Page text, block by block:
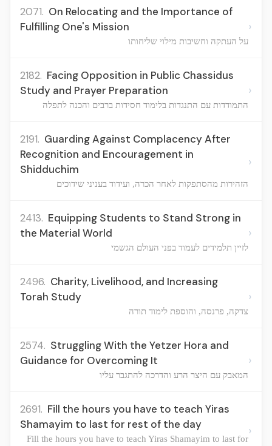
2071. On Relocating and the Importance of
Fulfilling One's Mission
על העתקה וחשיבות מילוי שליחותו
›
2182. Facing Opposition in Public Chassidus
Study and Prayer Preparation
התמודדות עם התנגדות בלימוד חסידות ברבים והכנה לתפלה
›
2191. Guarding Against Complacency After
Recognition and Encouragement in
Shidduchim
הזהירות מהסתפקות לאחר הכרה, ועידוד בעניני שידוכים
›
2413. Equipping Students to Stand Strong in
the Material World
לזיין תלמידים לעמוד בפני העולם הגשמי
›
2496. Charity, Livelihood, and Increasing
Torah Study
צדקה, פרנסה, והוספת לימוד תורה
›
2574. Struggling With the Yetzer Hora and
Guidance for Overcoming It
המאבק עם היצר הרע והדרכה להתגבר עליו
›
2691. Fill the hours you have to teach Yiras
Shamayim to last for rest of the day
Fill the hours you have to teach Yiras Shamayim to last for
›